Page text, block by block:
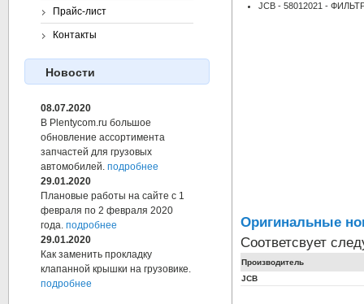
JCB - 58012021 -
Оригинальные
Соответсвует
Производитель
JCB
Прайс-лист
Контакты
Новости
08.07.2020
В Plentycom.ru большое
обновление ассортимента
запчастей для грузовых
автомобилей. подробнее
29.01.2020
Плановые работы на сайте с 1
февраля по 2 февраля 2020
года. подробнее
29.01.2020
Как заменить прокладку
клапанной крышки на грузовике.
подробнее